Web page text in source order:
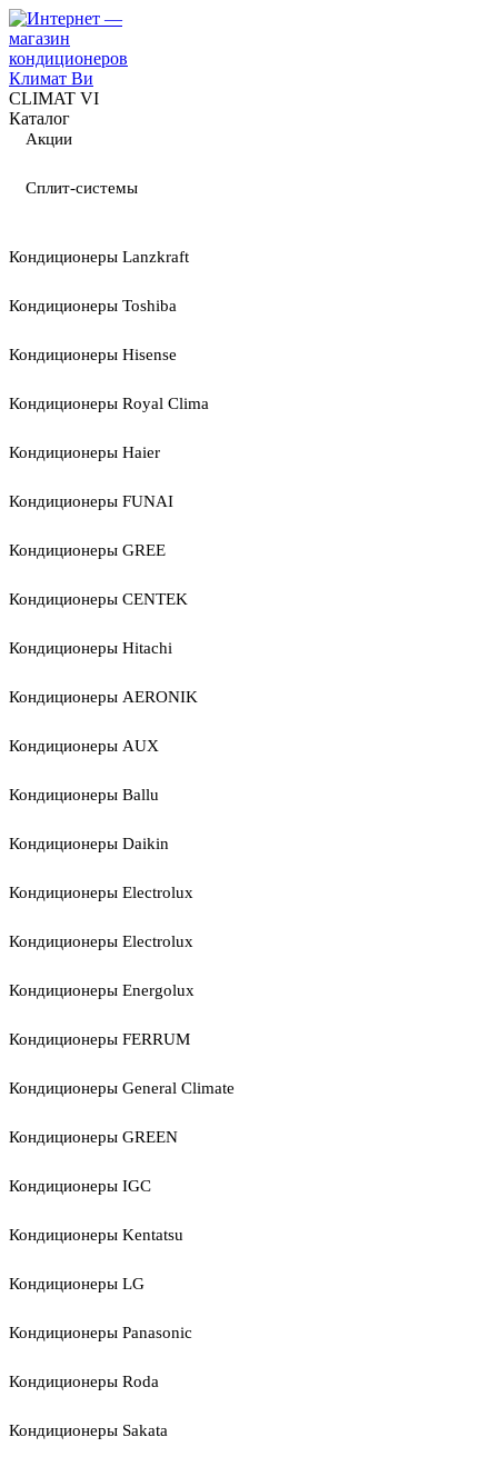
CLIMAT VI
Каталог
Акции
Сплит-системы
Кондиционеры Lanzkraft
Кондиционеры Toshiba
Кондиционеры Hisense
Кондиционеры Royal Clima
Кондиционеры Haier
Кондиционеры FUNAI
Кондиционеры GREE
Кондиционеры CENTEK
Кондиционеры Hitachi
Кондиционеры AERONIK
Кондиционеры AUX
Кондиционеры Ballu
Кондиционеры Daikin
Кондиционеры Electrolux
Кондиционеры Electrolux
Кондиционеры Energolux
Кондиционеры FERRUM
Кондиционеры General Climate
Кондиционеры GREEN
Кондиционеры IGC
Кондиционеры Kentatsu
Кондиционеры LG
Кондиционеры Panasonic
Кондиционеры Roda
Кондиционеры Sakata